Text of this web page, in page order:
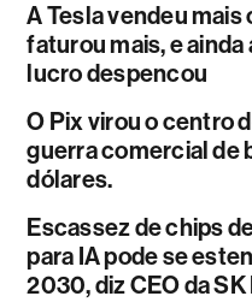
A Tesla vendeu mais
faturou mais, e ainda
lucro despencou
O Pix virou o centro
guerra comercial de
dólares.
Escassez de chips
para IA pode se
2030, diz CEO da